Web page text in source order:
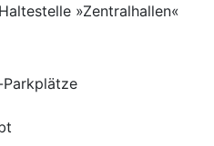
»Zentralhallen«
Parkplätze